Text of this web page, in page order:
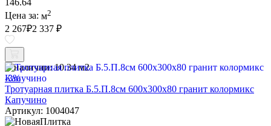
146.64
Цена за: м2
2 267₽2 337 ₽
В наличии: 10.34 м2
-3%
Тротуарная плитка Б.5.П.8см 600х300х80 гранит колормикс
Капучино
Артикул: 1004047